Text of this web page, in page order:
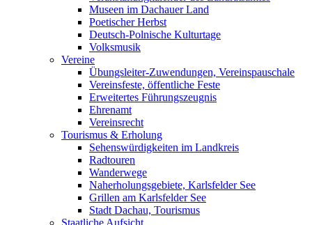
Museen im Dachauer Land
Poetischer Herbst
Deutsch-Polnische Kulturtage
Volksmusik
Vereine
Übungsleiter-Zuwendungen, Vereinspauschale
Vereinsfeste, öffentliche Feste
Erweitertes Führungszeugnis
Ehrenamt
Vereinsrecht
Tourismus & Erholung
Sehenswürdigkeiten im Landkreis
Radtouren
Wanderwege
Naherholungsgebiete, Karlsfelder See
Grillen am Karlsfelder See
Stadt Dachau, Tourismus
Staatliche Aufsicht